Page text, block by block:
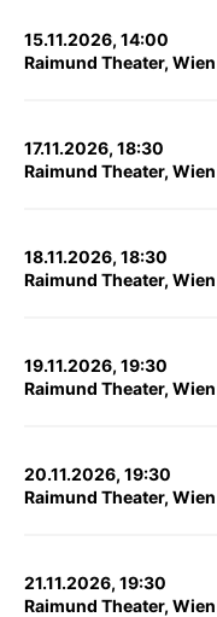
15.11.2026, 14:00
Raimund Theater, Wien
17.11.2026, 18:30
Raimund Theater, Wien
18.11.2026, 18:30
Raimund Theater, Wien
19.11.2026, 19:30
Raimund Theater, Wien
20.11.2026, 19:30
Raimund Theater, Wien
21.11.2026, 19:30
Raimund Theater, Wien